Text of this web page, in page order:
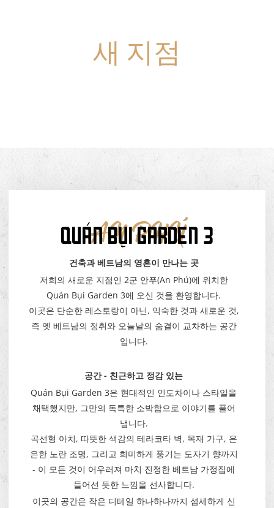
새 지점
AN PHÚ
QUÁN BỤI GARDEN 3
건축과 베트남의 영혼이 만나는 곳
저희의 새로운 지점인 2군 안푸(An Phú)에 위치한
Quán Bụi Garden 3에 오신 것을 환영합니다.
이곳은 단순한 레스토랑이 아닌, 익숙한 것과 새로운 것,
즉 옛 베트남의 정취와 오늘날의 숨결이 교차하는 공간
입니다.
공간 - 친근하고 정감 있는
Quán Bụi Garden 3은 현대적인 인도차이나 스타일을
채택했지만, 그만의 독특한 소박함으로 이야기를 풀어
냅니다.
곡선형 아치, 따뜻한 색감의 테라코타 벽, 목재 가구, 은
은한 노란 조명, 그리고 희미하게 풍기는 도자기 향까지
- 이 모든 것이 어우러져 마치 진정한 베트남 가정집에
들어선 듯한 느낌을 선사합니다.
이곳의 공간은 작은 디테일 하나하나까지 섬세하게 신